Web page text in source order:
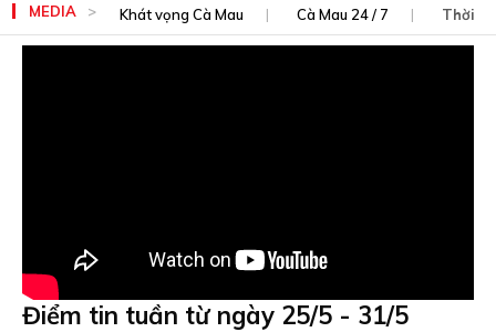
MEDIA Khát vọng Cà Mau Cà Mau 24 / 7 Thời sự
Điểm tin tuần từ ngày 25/5 - 31/5